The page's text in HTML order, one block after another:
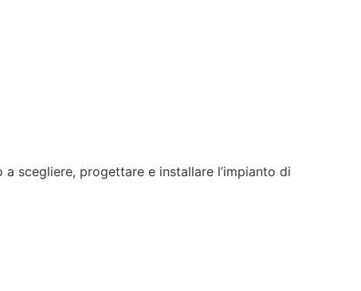
scegliere, progettare e installare l’impianto di